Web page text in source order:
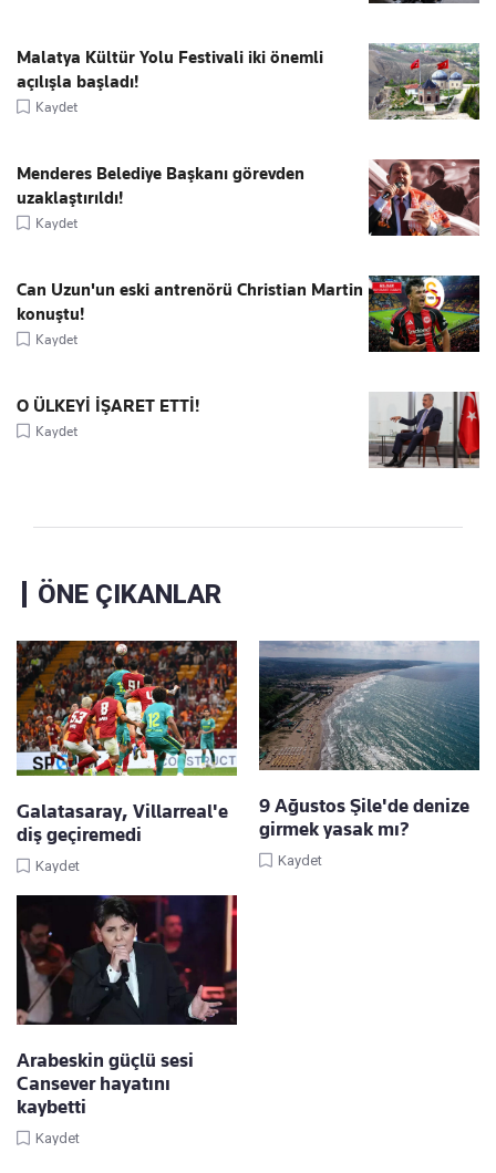
Malatya Kültür Yolu Festivali iki önemli
açılışla başladı!
Kaydet
Menderes Belediye Başkanı görevden
uzaklaştırıldı!
Kaydet
Can Uzun'un eski antrenörü Christian Martin
konuştu!
Kaydet
O ÜLKEYİ İŞARET ETTİ!
Kaydet
ÖNE ÇIKANLAR
Galatasaray, Villarreal'e
diş geçiremedi
Kaydet
9 Ağustos Şile'de denize
girmek yasak mı?
Kaydet
Arabeskin güçlü sesi
Cansever hayatını
kaybetti
Kaydet